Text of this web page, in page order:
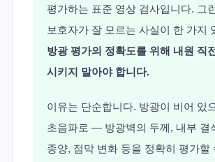
평가하는 표준 영상 검사입니다. 그
보호자가 잘 모르는 사실이 한 가지
방광 평가의 정확도를 위해 내원 직
시키지 말아야 합니다.
이유는 단순합니다. 방광이 비어 있
초음파로 — 방광벽의 두께, 내부 결
종양, 점막 변화 등을 정확히 평가할